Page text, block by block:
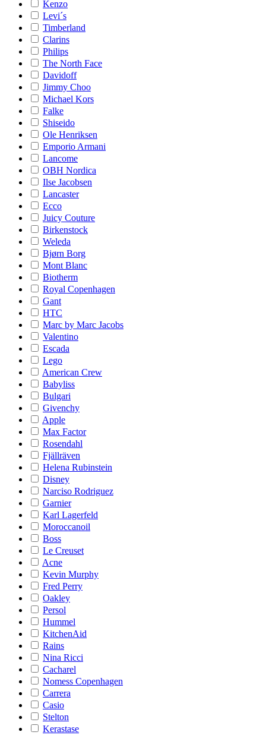
Kenzo
Levi´s
Timberland
Clarins
Philips
The North Face
Davidoff
Jimmy Choo
Michael Kors
Falke
Shiseido
Ole Henriksen
Emporio Armani
Lancome
OBH Nordica
Ilse Jacobsen
Lancaster
Ecco
Juicy Couture
Birkenstock
Weleda
Bjørn Borg
Mont Blanc
Biotherm
Royal Copenhagen
Gant
HTC
Marc by Marc Jacobs
Valentino
Escada
Lego
American Crew
Babyliss
Bulgari
Givenchy
Apple
Max Factor
Rosendahl
Fjällräven
Helena Rubinstein
Disney
Narciso Rodriguez
Garnier
Karl Lagerfeld
Moroccanoil
Boss
Le Creuset
Acne
Kevin Murphy
Fred Perry
Oakley
Persol
Hummel
KitchenAid
Rains
Nina Ricci
Cacharel
Nomess Copenhagen
Carrera
Casio
Stelton
Kerastase